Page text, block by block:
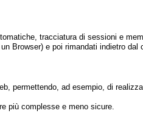
tracciatura di sessioni e
Browser) e poi rimandati indietro
permettendo, ad esempio, di
più complesse e meno sicure.